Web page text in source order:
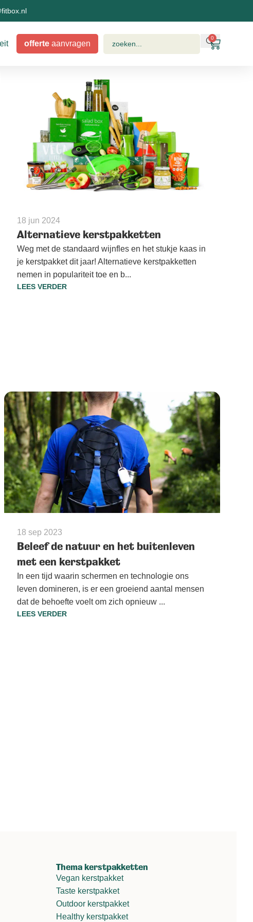
offerte aanvragen
0
18 jun 2024
Alternatieve kerstpakketten
Weg met de standaard wijnfles en het stukje kaas in
je kerstpakket dit jaar! Alternatieve kerstpakketten
nemen in populariteit toe en b...
LEES VERDER
18 sep 2023
Beleef de natuur en het buitenleven
met een kerstpakket
In een tijd waarin schermen en technologie ons
leven domineren, is er een groeiend aantal mensen
dat de behoefte voelt om zich opnieuw ...
LEES VERDER
Thema kerstpakketten
Vegan kerstpakket
Taste kerstpakket
Outdoor kerstpakket
Healthy kerstpakket